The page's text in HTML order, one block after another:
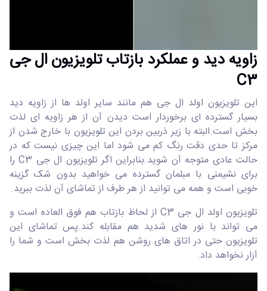
زاویه دید و عملکرد بازتاب تلویزیون ال جی
C3
این تلویزیون اولد ال جی هم مانند سایر اولد ها از زاویه دید
بسیار گسترده ای برخوردار است دیدن آن از هر زاویه ای لذت
بخش است.البته با زیر ذربین بردن این تلویزیون با خارج شدن از
مرکز تا حدی دقت رنگ کم می شود اما این چیزی نیست که در
حالت عادی متوجه آن شوید.بنابراین اگر تلویزیون ال جی C3 را
برای نشیمنی با مبلمان گسترده می خواهید بدون شک گزینه
خوبی است و همه می توانید از هر طرف از تماشای آن لذت ببرید.
تلویزیون اولد ال جی C3 از لحاظ بازتاب هم فوق العاده است و
می تواند با نور های شدید هم مقابله کند.پس تماشای این
تلویزیون حتی در اتاق های روشن هم لذت بخش است و شما را
آزار نخواهد داد.